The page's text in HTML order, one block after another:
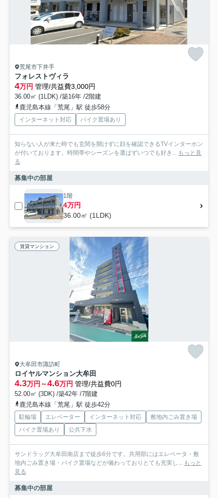
荒尾市下井手
フォレストヴィラ
4万円 管理/共益費3,000円
36.00㎡ (1LDK) /築16年 /2階建
鹿児島本線「荒尾」駅 徒歩58分
インターネット対応 バイク置場あり
知らない人が来た時でも玄関を開けずに顔を確認できるTVインターホン
が付いております。時間帯やシーズンを選ばずいつでも好き... もっと見
る
募集中の部屋
1階
4万円
36.00㎡ (1LDK)
賃貸マンション
大牟田市諏訪町
ロイヤルマンション大牟田
4.3万円～4.6万円 管理/共益費0円
52.00㎡ (3DK) /築42年 /7階建
鹿児島本線「荒尾」駅 徒歩42分
駐輪場 エレベーター インターネット対応
敷地内ごみ置き場
バイク置場あり
公共下水
サンドラッグ大牟田南店まで徒歩6分です。共用部にはエレベータ・敷
地内ごみ置き場・バイク置場などが備わっておりとても充実し... もっと
見る
募集中の部屋